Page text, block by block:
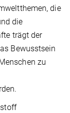
die
die
trägt der
Bewusstsein
zu